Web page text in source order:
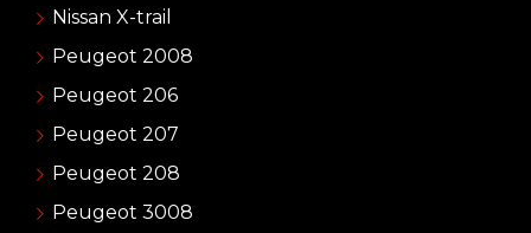
Nissan X-trail
Peugeot 2008
Peugeot 206
Peugeot 207
Peugeot 208
Peugeot 3008